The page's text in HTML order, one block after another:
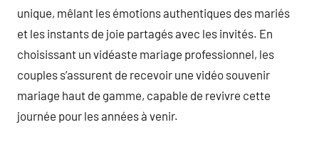
unique, mêlant les émotions authentiques des mariés
et les instants de joie partagés avec les invités. En
choisissant un vidéaste mariage professionnel, les
couples s’assurent de recevoir une vidéo souvenir
mariage haut de gamme, capable de revivre cette
journée pour les années à venir.